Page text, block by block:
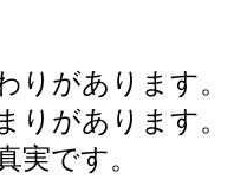
りがあります。
りがあります。
実です。